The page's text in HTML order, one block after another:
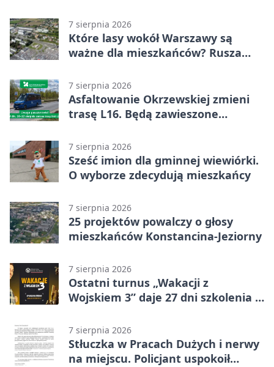
7 sierpnia 2026
Które lasy wokół Warszawy są
ważne dla mieszkańców? Rusza
7 sierpnia 2026
Asfaltowanie Okrzewskiej zmieni
trasę L16. Będą zawieszone
7 sierpnia 2026
Sześć imion dla gminnej wiewiórki.
O wyborze zdecydują mieszkańcy
7 sierpnia 2026
25 projektów powalczy o głosy
mieszkańców Konstancina-Jeziorny
7 sierpnia 2026
Ostatni turnus „Wakacji z
Wojskiem 3” daje 27 dni szkolenia i
7 sierpnia 2026
Stłuczka w Pracach Dużych i nerwy
na miejscu. Policjant uspokoił